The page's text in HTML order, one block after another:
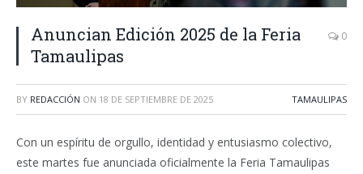
Anuncian Edición 2025 de la Feria
Tamaulipas
0
BY REDACCIÓN ON 18 DE SEPTIEMBRE DE 2025 TAMAULIPAS
Con un espíritu de orgullo, identidad y entusiasmo colectivo,
este martes fue anunciada oficialmente la Feria Tamaulipas